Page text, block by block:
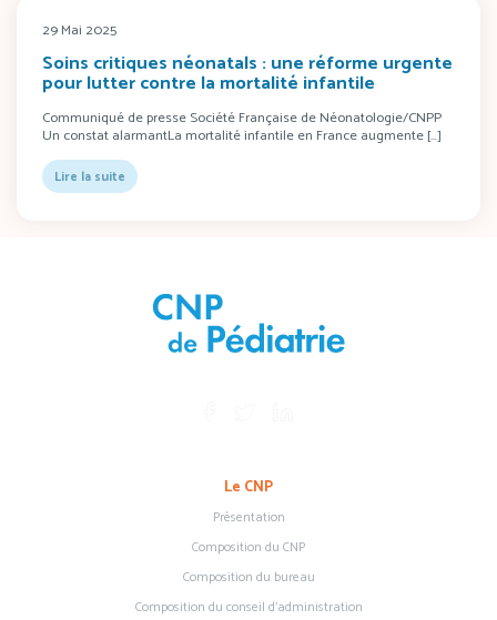
29 Mai 2025
Soins critiques néonatals : une réforme urgente
pour lutter contre la mortalité infantile
Communiqué de presse Société Française de Néonatologie/CNPP
Un constat alarmantLa mortalité infantile en France augmente […]
Lire la suite
Le CNP
Présentation
Composition du CNP
Composition du bureau
Composition du conseil d’administration